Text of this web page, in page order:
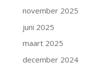
november 2025
juni 2025
maart 2025
december 2024